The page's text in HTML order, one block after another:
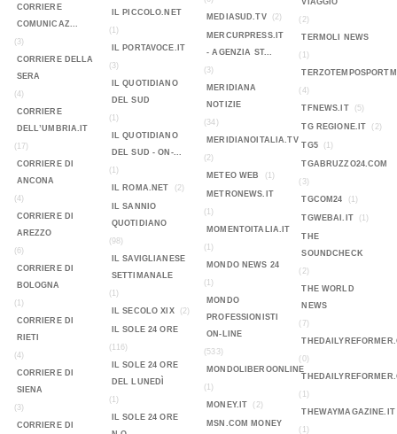
CORRIERE
COMUNICAZ...
(3)
CORRIERE DELLA
SERA
(4)
CORRIERE
DELL’UMBRIA.IT
(17)
CORRIERE DI
ANCONA
(4)
CORRIERE DI
AREZZO
(6)
CORRIERE DI
BOLOGNA
(1)
CORRIERE DI
RIETI
(4)
CORRIERE DI
SIENA
(3)
CORRIERE DI
IL PICCOLO.NET
(1)
IL PORTAVOCE.IT
(3)
IL QUOTIDIANO
DEL SUD
(1)
IL QUOTIDIANO
DEL SUD - ON-...
(1)
IL ROMA.NET
(2)
IL SANNIO
QUOTIDIANO
(98)
IL SAVIGLIANESE
SETTIMANALE
(1)
IL SECOLO XIX
(2)
IL SOLE 24 ORE
(116)
IL SOLE 24 ORE
DEL LUNEDÌ
(1)
IL SOLE 24 ORE
MEDIASUD.TV
(2)
MERCURPRESS.IT
- AGENZIA ST...
(3)
MERIDIANA
NOTIZIE
(34)
MERIDIANOITALIA.TV
(2)
METEO WEB
(1)
METRONEWS.IT
(1)
MOMENTOITALIA.IT
(1)
MONDO NEWS 24
(1)
MONDO
PROFESSIONISTI
ON-LINE
(533)
MONDOLIBEROONLINE
(1)
MONEY.IT
(2)
MSN.COM MONEY
VIAGGIO
(2)
TERMOLI NEWS
(1)
(4)
TFNEWS.IT
(5)
TG REGIONE.IT (2)
TG5 (1)
TGABRUZZO24.COM
(3)
TGCOM24
(1)
TGWEBAI.IT (1)
THE
SOUNDCHECK
(2)
THE WORLD
NEWS
(7)
(0)
(1)
THEWAYMAGAZINE.IT
(1)